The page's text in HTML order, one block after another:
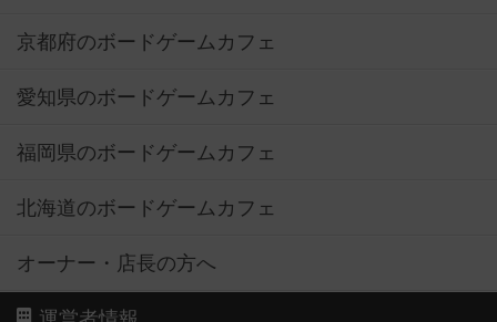
京都府のボードゲームカフェ
愛知県のボードゲームカフェ
福岡県のボードゲームカフェ
北海道のボードゲームカフェ
オーナー・店長の方へ